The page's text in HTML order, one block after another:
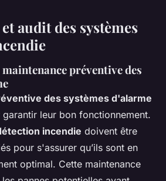
audit des systèmes
préventive des
des systèmes d'alarme
leur bon fonctionnement.
incendie doivent être
pour s'assurer qu’ils sont en
optimal. Cette maintenance